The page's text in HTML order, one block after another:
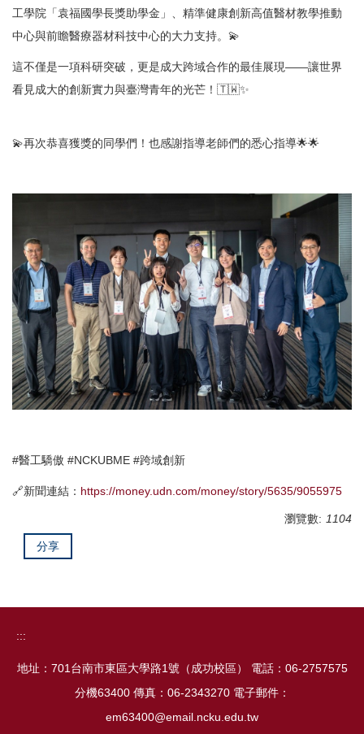
工學院「袁福國學長獎助學金」、精準健康創新高值醫材教學推動
中心與前瞻醫療器材科技中心的大力支持。💫
這不僅是一項科研突破，更是成大跨域合作的最佳展現——讓世界
看見成大的創新實力與臺灣青年的光芒！🇹🇼✨
💫再次恭喜獲獎的同學們！也感謝指導老師們的悉心指導🌟🌟
#醫工驕傲 #NCKUBME #跨域創新
🔗新聞連結： https://money.udn.com/money/story/5635/9055975
瀏覽數: 1104
分享
:::
地址：701台南市東區大學路1號（成功校區） 電話：06-2757575
分機63400 傳真：06-2343270 電子郵件：
em63400@email.ncku.edu.tw